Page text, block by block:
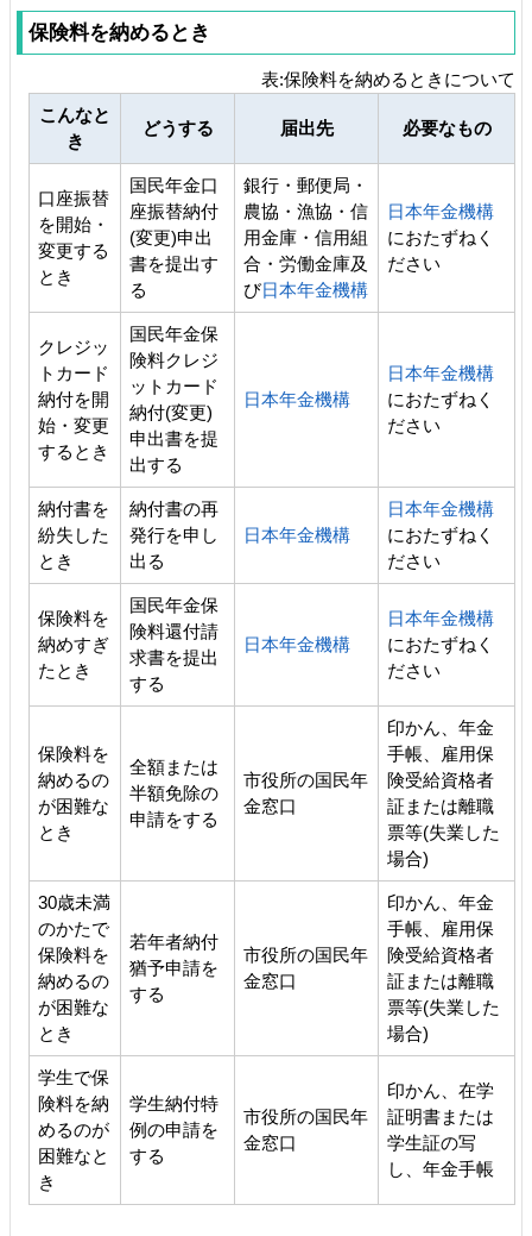
保険料を納めるとき
表:保険料を納めるときについて
こんなと
き
どうする 届出先 必要なもの
口座振替
を開始・
変更する
とき
国民年金口
座振替納付
(変更)申出
書を提出す
る
銀行・郵便局・
農協・漁協・信
用金庫・信用組
合・労働金庫及
び日本年金機構
日本年金機構
におたずねく
ださい
クレジッ
トカード
納付を開
始・変更
するとき
国民年金保
険料クレジ
ットカード
納付(変更)
申出書を提
出する
日本年金機構
日本年金機構
におたずねく
ださい
納付書を
紛失した
とき
納付書の再
発行を申し
出る
日本年金機構
日本年金機構
におたずねく
ださい
保険料を
納めすぎ
たとき
国民年金保
険料還付請
求書を提出
する
日本年金機構
日本年金機構
におたずねく
ださい
保険料を
納めるの
が困難な
とき
全額または
半額免除の
申請をする
市役所の国民年
金窓口
印かん、年金
手帳、雇用保
険受給資格者
証または離職
票等(失業した
場合)
30歳未満
のかたで
保険料を
納めるの
が困難な
とき
若年者納付
猶予申請を
する
市役所の国民年
金窓口
印かん、年金
手帳、雇用保
険受給資格者
証または離職
票等(失業した
場合)
学生で保
険料を納
めるのが
困難なと
き
学生納付特
例の申請を
する
市役所の国民年
金窓口
印かん、在学
証明書または
学生証の写
し、年金手帳